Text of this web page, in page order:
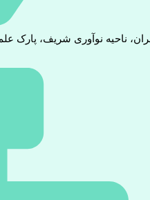
ناحیه نوآوری شریف، پارک